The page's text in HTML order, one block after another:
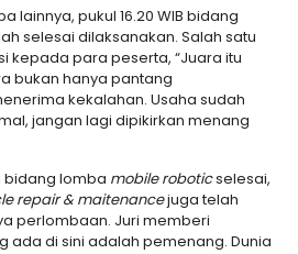
lainnya, pukul 16.20 WIB bidang
selesai dilaksanakan. Salah satu
kepada para peserta, “Juara itu
bukan hanya pantang
kekalahan. Usaha sudah
jangan lagi dipikirkan menang
bidang lomba mobile roboticselesai,
repair & maitenancejuga telah
perlombaan. Juri memberi
ada di sini adalah pemenang. Dunia